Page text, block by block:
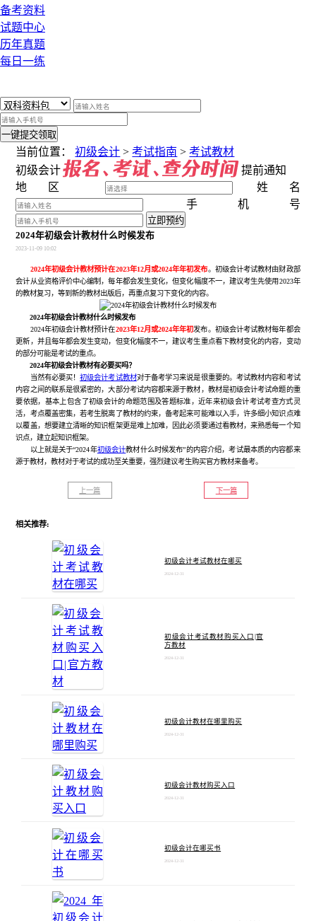
备考资料
试题中心
历年真题
每日一练
一键提交领取
当前位置：初级会计 >考试指南 >考试教材
初级会计
提前通知
地区
姓名
手机号
立即预约
2024年初级会计教材什么时候发布
2023-11-09 10:02
2024年初级会计教材预计在2023年12月或2024年年初发布。初级会计考试教材由财政部
会计从业资格评价中心编制，每年都会发生变化，但变化幅度不一，建议考生先使用2023年
的教材复习，等到新的教材出版后，再重点复习下变化的内容。
2024年初级会计教材什么时候发布
2024年初级会计教材预计在2023年12月或2024年年初发布。初级会计考试教材每年都会
更新，并且每年都会发生变动，但变化幅度不一，建议考生重点看下教材变化的内容，变动
的部分可能是考试的重点。
2024年初级会计教材有必要买吗？
当然有必要买！初级会计考试教材对于备考学习来说是很重要的。考试教材内容和考试
内容之间的联系是很紧密的，大部分考试内容都来源于教材，教材是初级会计考试命题的重
要依据，基本上包含了初级会计的命题范围及答题标准，近年来初级会计考试考查方式灵
活，考点覆盖密集，若考生脱离了教材的约束，备考起来可能难以入手，许多细小知识点难
以覆盖，想要建立清晰的知识框架更是难上加难，因此必须要通过看教材，来熟悉每一个知
识点，建立起知识框架。
以上就是关于“2024年初级会计教材什么时候发布”的内容介绍，考试最本质的内容都来
源于教材，教材对于考试的成功至关重要，强烈建议考生购买官方教材来备考。
上一篇 下一篇
相关推荐:
初级会计考试教材在哪买
2024-12-31
初级会计考试教材购买入口|官
方教材
2024-12-31
初级会计教材在哪里购买
2024-12-31
初级会计教材购买入口
2024-12-31
初级会计在哪买书
2024-12-31